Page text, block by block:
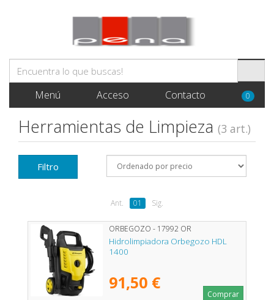
Menú Acceso Contacto 0
Herramientas de Limpieza (3 art.)
Filtro
Ant. 01 Sig.
ORBEGOZO - 17992 OR
Hidrolimpiadora Orbegozo HDL
1400
91,50 €
Comprar